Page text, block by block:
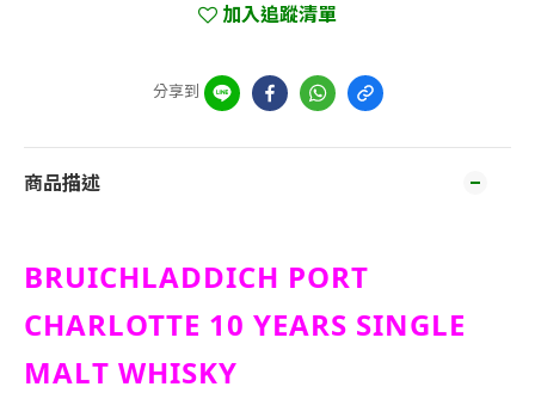
加入追蹤清單
分享到
商品描述
BRUICHLADDICH PORT
CHARLOTTE 10 YEARS SINGLE
MALT WHISKY